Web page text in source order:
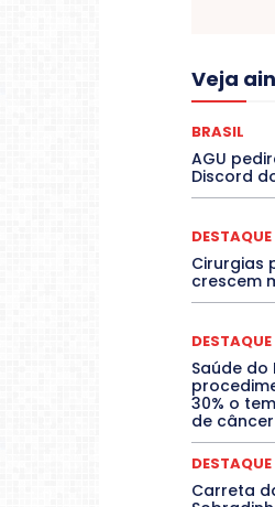
Veja
Espírito
O
BRASIL
AGU
Discord
Cirurgias
crescem
Saúde do
30% o
de câncer
DESTAQUE
Carreta